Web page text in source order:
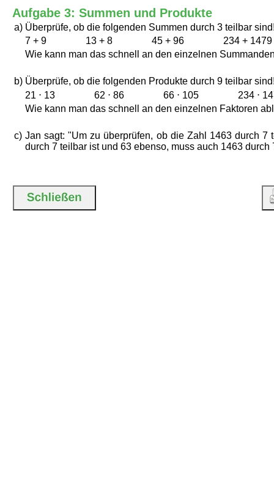
Aufgabe 3: Summen und Produkte
a) Überprüfe, ob die folgenden Summen durch 3 teilbar
7 + 9 13 + 8 45 + 96 234 +
Wie kann man das schnell an den einzelnen
b) Überprüfe, ob die folgenden Produkte durch 9 teilbar
21 ⋅ 13 62 ⋅ 86 66 ⋅ 105 234 ⋅
Wie kann man das schnell an den einzelnen Faktoren
c) Jan sagt: "Um zu überprüfen, ob die Zahl 1463 durch
durch 7 teilbar ist und 63 ebenso, muss auch 1463